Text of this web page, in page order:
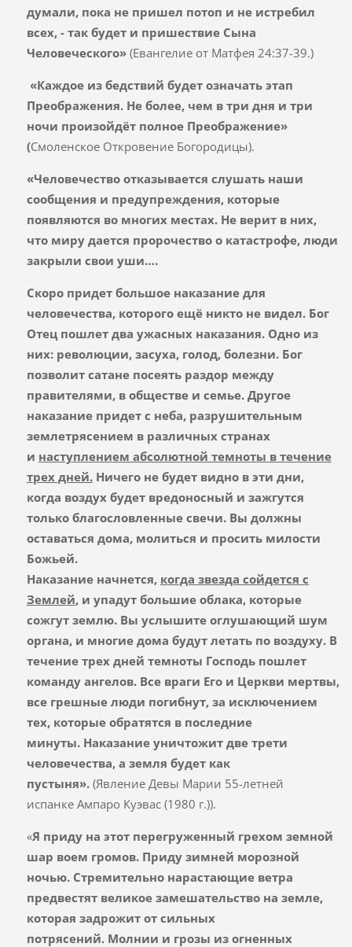
думали, пока не пришел потоп и не истребил
всех, - так будет и пришествие Сына
Человеческого»(Евангелие от Матфея 24:37-39.)
«Каждое из бедствий будет означать этап
Преображения. Не более, чем в три дня и три
ночи произойдёт полное Преображение»
(Смоленское Откровение Богородицы).
«Человечество отказывается слушать наши
сообщения и предупреждения, которые
появляются во многих местах. Не верит в них,
что миру дается пророчество о катастрофе, люди
закрыли свои уши….
Скоро придет большое наказание для
человечества, которого ещё никто не видел. Бог
Отец пошлет два ужасных наказания. Одно из
них: революции, засуха, голод, болезни. Бог
позволит сатане посеять раздор между
правителями, в обществе и семье. Другое
наказание придет с неба, разрушительным
землетрясением в различных странах
и наступлением абсолютной темноты в течение
трех дней.Ничего не будет видно в эти дни,
когда воздух будет вредоносный и зажгутся
только благословленные свечи. Вы должны
оставаться дома, молиться и просить милости
Божьей.
Наказание начнется, когда звезда сойдется с
Землей, и упадут большие облака, которые
сожгут землю. Вы услышите оглушающий шум
органа, и многие дома будут летать по воздуху. В
течение трех дней темноты Господь пошлет
команду ангелов. Все враги Его и Церкви мертвы,
все грешные люди погибнут, за исключением
тех, которые обратятся в последние
минуты. Наказание уничтожит две трети
человечества, а земля будет как
пустыня».(Явление Девы Марии 55-летней
испанке Ампаро Куэвас (1980 г.)).
«Я приду на этот перегруженный грехом земной
шар воем громов. Приду зимней морозной
ночью. Стремительно нарастающие ветра
предвестят великое замешательство на земле,
которая задрожит от сильных
потрясений. Молнии и грозы из огненных